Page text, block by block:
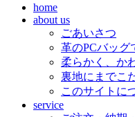
home
about us
ごあいさつ
革のPCバッグ
柔らかく、か
裏地にまでこ
このサイトに
service